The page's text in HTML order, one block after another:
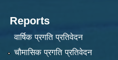
Reports
वार्षिक प्रगति प्रतिवेदन
चौमासिक प्रगति प्रतिवेदन